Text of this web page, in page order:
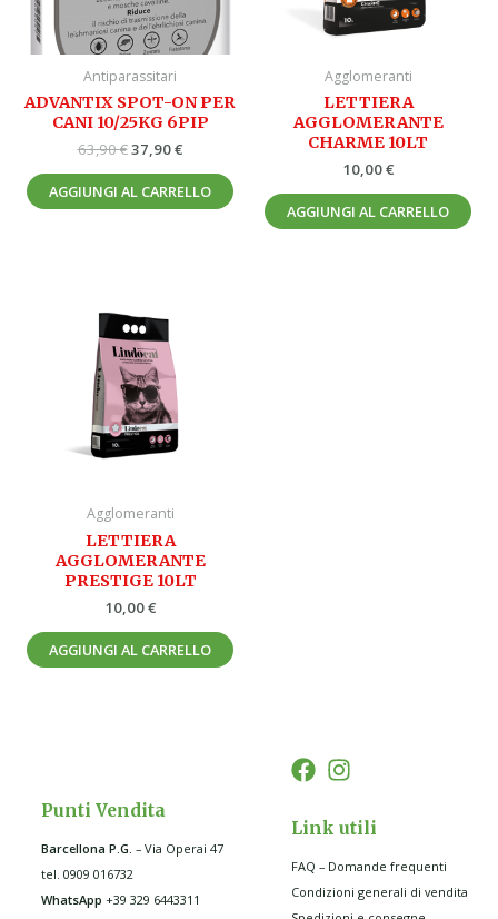
Antiparassitari
ADVANTIX SPOT-ON PER
CANI 10/25KG 6PIP
63,90€37,90€
AGGIUNGI AL CARRELLO
Agglomeranti
LETTIERA
AGGLOMERANTE
CHARME 10LT
10,00€
AGGIUNGI AL CARRELLO
Agglomeranti
LETTIERA
AGGLOMERANTE
PRESTIGE 10LT
10,00€
AGGIUNGI AL CARRELLO
Punti Vendita
Barcellona P.G – Via Operai 47
tel. 0909 016732
WhatsApp +39 329 6443311
Link utili
FAQ – Domande frequenti
Condizioni generali di vendita